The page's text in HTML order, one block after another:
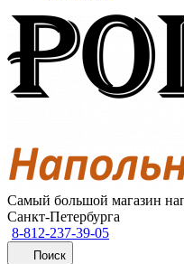
Самый большой магазин
Санкт-Петербурга
8-812-237-39-05
Поиск